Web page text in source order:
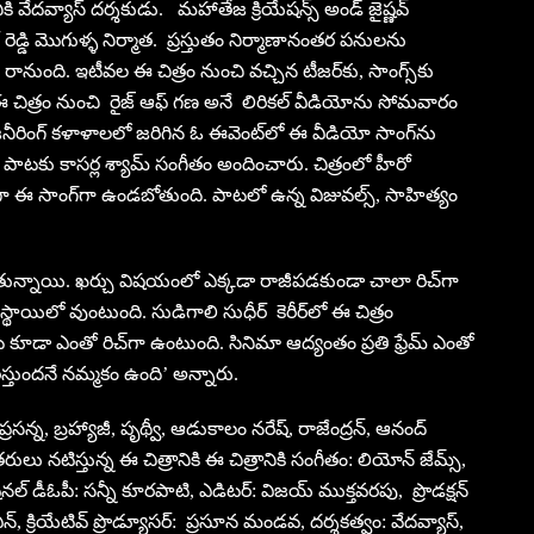
వేదవ్యాస్‌ దర్శకుడు. మహాతేజ క్రియేషన్స్ అండ్ జైష్ణ‌వ్
రెడ్డి మొగుళ్ళ నిర్మాత‌. ప్రస్తుతం నిర్మాణానంతర పనులను
రానుంది. ఇటీవల ఈ చిత్రం నుంచి వచ్చిన టీజర్‌కు, సాంగ్స్‌కు
నుంచి రైజ్‌ ఆఫ్‌ గణ అనే లిరిక‌ల్ వీడియోను సోమవారం
కళాళాలలో జరిగిన ఓ ఈవెంట్‌లో ఈ వీడియో సాంగ్‌ను
కాసర్ల శ్యామ్‌ సంగీతం అందించారు. చిత్రంలో హీరో
ఈ సాంగ్‌గా ఉండబోతుంది. పాటలో ఉన్న విజువల్స్‌, సాహిత్యం
ఖర్చు విషయంలో ఎక్కడా రాజీపడకుండా చాలా రిచ్‌గా
వుంటుంది. సుడిగాలి సుధీర్ కెరీర్‌లో ఈ చిత్రం
ఎంతో రిచ్‌గా ఉంటుంది. సినిమా ఆద్యంతం ప్రతి ఫ్రేమ్‌ ఎంతో
నమ్మకం ఉంది’ అన్నారు.
బ్రహ్యాజీ, పృథ్వీ, ఆడుకాలం నరేష్‌, రాజేంద్రన్‌, ఆనంద్‌
నటిస్తున్న ఈ చిత్రానికి ఈ చిత్రానికి సంగీతం: లియోన్ జేమ్స్,
డీఓపీ: సన్నీ కూరపాటి, ఎడిటర్‌: విజయ్‌ ముక్తవరపు, ప్రొడ‌క్ష‌న్
ప్రొడ్యూస‌ర్‌: ప్ర‌సూన మండ‌వ‌, దర్శకత్వం: వేదవ్యాస్‌,